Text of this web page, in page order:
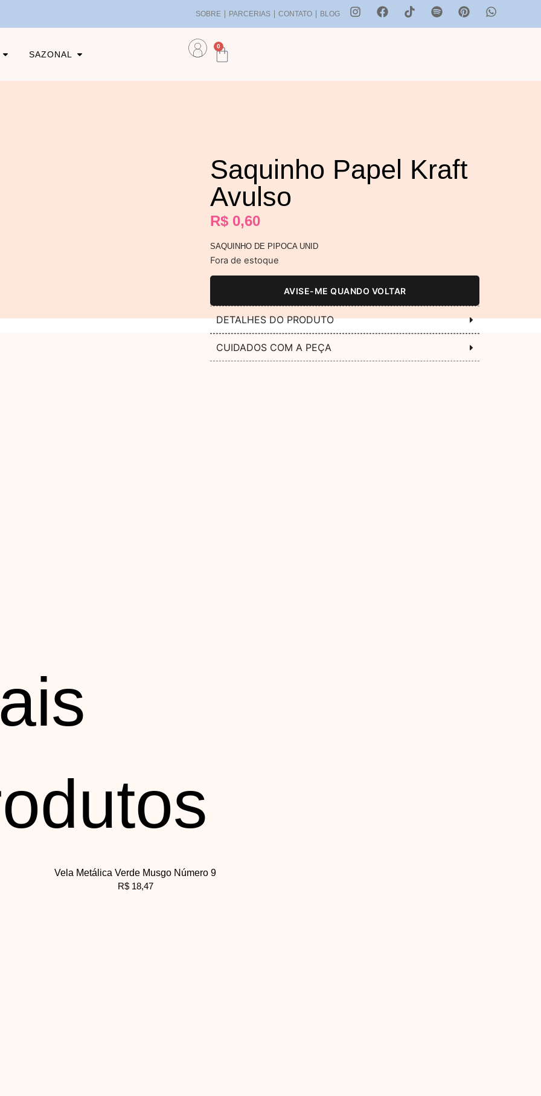
SOBRE PARCERIAS CONTATO BLOG
SAZONAL
0
Saquinho Papel Kraft
Avulso
R$ 0,60
SAQUINHO DE PIPOCA UNID
Fora de estoque
AVISE-ME QUANDO VOLTAR
DETALHES DO PRODUTO
CUIDADOS COM A PEÇA
Vela Metálica Verde Musgo Número 9
R$18,47